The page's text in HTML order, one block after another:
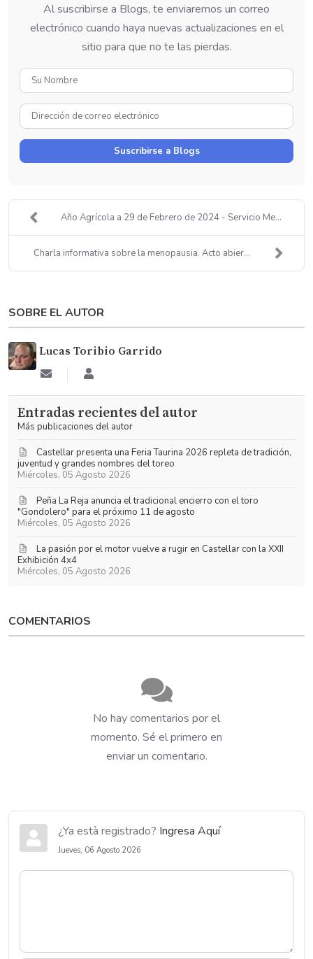
Al suscribirse a Blogs, te enviaremos un correo
electrónico cuando haya nuevas actualizaciones en el
sitio para que no te las pierdas.
Nombre
Dirección
de
correo
Suscribirse a Blogs
Año Agrícola a 29 de Febrero de 2024 - Servicio Me...
Charla informativa sobre la menopausia. Acto abier...
SOBRE EL AUTOR
Lucas Toribio Garrido
Suscribirse
las
actualizaciones
Garrido
Entradas recientes del autor
Más publicaciones del autor
Miércoles, 05 Agosto 2026
​Castellar presenta una Feria Taurina 2026 repleta de tradición,
juventud y grandes nombres del toreo
Miércoles, 05 Agosto 2026
Peña La Reja anuncia el tradicional encierro con el toro
"Gondolero" para el próximo 11 de agosto
Miércoles, 05 Agosto 2026
La pasión por el motor vuelve a rugir en Castellar con la XXII
Exhibición 4x4
COMENTARIOS
No hay comentarios por el
momento. Sé el primero en
enviar un comentario.
¿Ya està registrado? Ingresa Aquí
Jueves, 06 Agosto 2026